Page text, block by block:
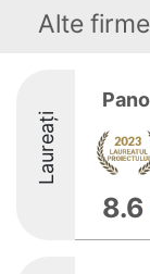
Alte
Laureați
8.6